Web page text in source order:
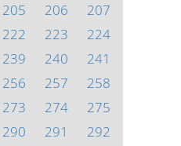
205 206
207
222 223
224
239 240
241
256 257
258
273 274
275
290 291
292